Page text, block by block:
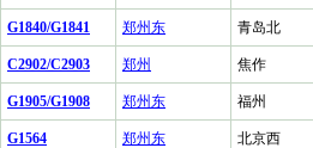
G1840/G1841 郑州东 青岛北
C2902/C2903 郑州 焦作
G1905/G1908 郑州东 福州
G1564 郑州东 北京西